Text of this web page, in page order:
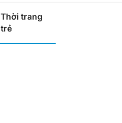
Thời trang
trẻ